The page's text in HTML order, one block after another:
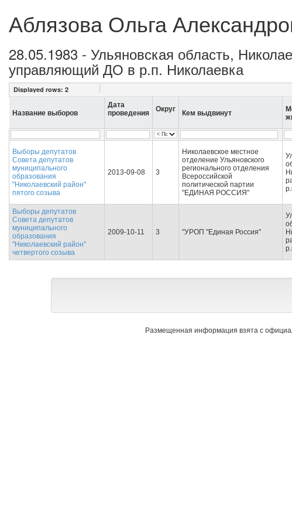
Аблязова Ольга
28.05.1983 - Ульяновская область,
управляющий ДО в р.п. Николаевка
Displayed rows: 2
Название выборов
Дата
проведения
Округ Кем выдвинут
Выборы депутатов
Совета депутатов
муниципального
образования
"Николаевский район"
пятого созыва
2013-09-08 3
Николаевское местное
отделение Ульяновского
регионального отделения
Всероссийской
политической партии
"ЕДИНАЯ РОССИЯ"
Выборы депутатов
Совета депутатов
муниципального
образования
"Николаевский район"
четвертого созыва
2009-10-11 3 "УРОП "Единая Россия"
Размещенная информация взята с